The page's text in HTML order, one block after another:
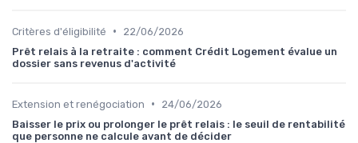
Critères d'éligibilité •
22/06/2026
Prêt relais à la retraite : comment Crédit Logement évalue un
dossier sans revenus d'activité
Extension et renégociation •
24/06/2026
Baisser le prix ou prolonger le prêt relais : le seuil de rentabilité
que personne ne calcule avant de décider